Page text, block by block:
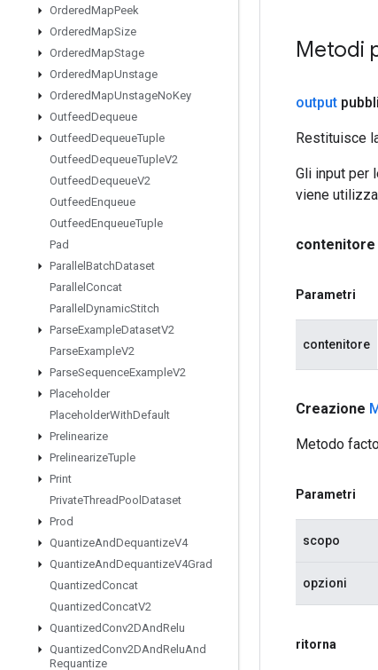
OrderedMapPeek
OrderedMapSize
OrderedMapStage
OrderedMapUnstage
OrderedMapUnstageNoKey
OutfeedDequeue
OutfeedDequeueTuple
OutfeedDequeueTupleV2
OutfeedDequeueV2
OutfeedEnqueue
OutfeedEnqueueTuple
Pad
Parallel BatchDataset
Parallel Concat
Parallel DynamicStitch
ParseExampleDatasetV2
ParseExampleV2
ParseSequenceExampleV2
Placeholder
PlaceholderWithDefault
Prelinearize
PrelinearizeTuple
Print
PrivateThreadPool Dataset
Prod
QuantizeAndDequantizeV4
QuantizeAndDequantizeV4Grad
QuantizedConcat
QuantizedConcatV2
QuantizedConv2DAndRelu
QuantizedConv2DAndReluAnd
Requantize
Metodi
output
Restituisce
Gli input per
viene
contenitore
Parametri
contenitore
Creazione
Metodo
Parametri
scopo
opzioni
ritorna